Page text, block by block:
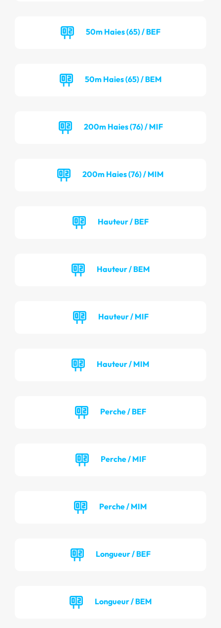
50m Haies (65) / BEF
50m Haies (65) / BEM
200m Haies (76) / MIF
200m Haies (76) / MIM
Hauteur / BEF
Hauteur / BEM
Hauteur / MIF
Hauteur / MIM
Perche / BEF
Perche / MIF
Perche / MIM
Longueur / BEF
Longueur / BEM